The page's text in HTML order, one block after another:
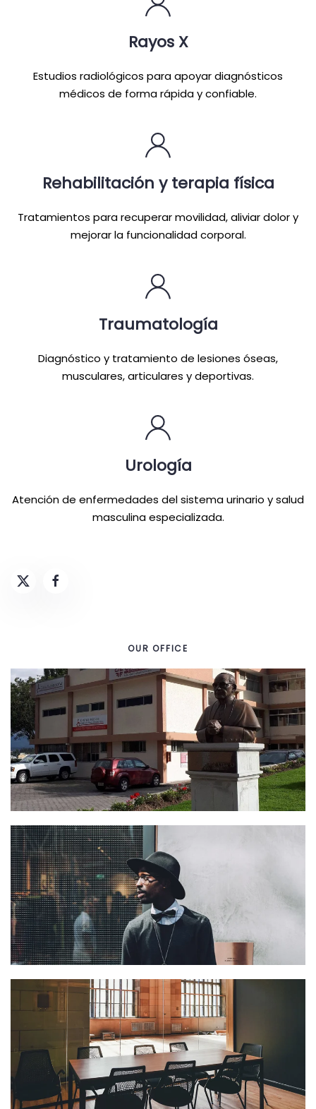
Rayos X
Estudios radiológicos para apoyar diagnósticos
médicos de forma rápida y confiable.
Rehabilitación y terapia física
Tratamientos para recuperar movilidad, aliviar dolor y
mejorar la funcionalidad corporal.
Traumatología
Diagnóstico y tratamiento de lesiones óseas,
musculares, articulares y deportivas.
Urología
Atención de enfermedades del sistema urinario y salud
masculina especializada.
OUR OFFICE